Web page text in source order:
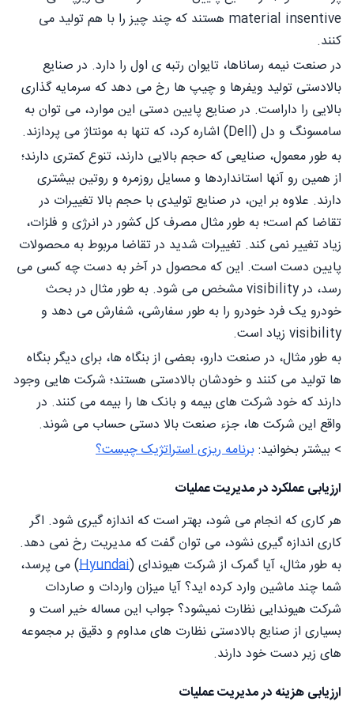
material insentive هستند که چند چیز را با هم تولید می
کنند.
در صنعت نیمه رساناها، تایوان رتبه ی اول را دارد. در صنایع
بالادستی تولید ویفرها و چیپ ها رخ می دهد که سرمایه گذاری
بالایی را داراست. در صنایع پایین دستی این موارد، می توان به
سامسونگ و دل (Dell) اشاره کرد، که تنها به مونتاژ می پردازند.
به طور معمول، صنایعی که حجم بالایی دارند، تنوع کمتری دارند؛
از همین رو آنها استانداردها و مسایل روزمره و روتین بیشتری
دارند. علاوه بر این، در صنایع تولیدی با حجم بالا تغییرات در
تقاضا کم است؛ به طور مثال مصرف کل کشور در انرژی و فلزات،
زیاد تغییر نمی کند. تغییرات شدید در تقاضا مربوط به محصولات
پایین دست است. این که محصول در آخر به دست چه کسی می
رسد، در visibility مشخص می شود. به طور مثال در بحث
خودرو یک فرد خودرو را به طور سفارشی، شفارش می دهد و
visibility زیاد است.
به طور مثال، در صنعت دارو، بعضی از بنگاه ها، برای دیگر بنگاه
ها تولید می کنند و خودشان بالادستی هستند؛ شرکت هایی وجود
دارند که خود شرکت های بیمه و بانک ها را بیمه می کنند. در
واقع این شرکت ها، جزء صنعت بالا دستی حساب می شوند.
> بیشتر بخوانید:برنامه ریزی استراتژیک چیست؟
ارزیابی عملکرد در مدیریت عملیات
هر کاری که انجام می شود، بهتر است که اندازه گیری شود. اگر
کاری اندازه گیری نشود، می توان گفت که مدیریت رخ نمی دهد.
به طور مثال، آیا گمرک از شرکت هیوندای (Hyundai) می پرسد،
شما چند ماشین وارد کرده اید؟ آیا میزان واردات و صاردات
شرکت هیوندایی نظارت نمیشود؟ جواب این مساله خیر است و
بسیاری از صنایع بالادستی نظارت های مداوم و دقیق بر مجموعه
های زیر دست خود دارند.
ارزیابی هزینه در مدیریت عملیات